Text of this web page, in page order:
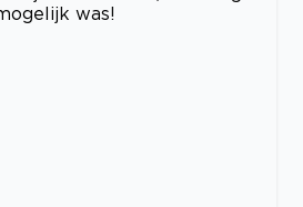
was!